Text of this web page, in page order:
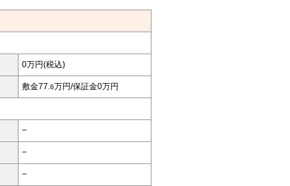
0万円(税込)
敷金77. 6万円/保証金0万円
−
−
−